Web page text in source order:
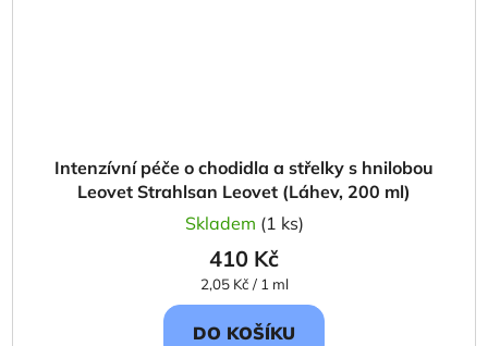
Intenzívní péče o chodidla a střelky s hnilobou
Leovet Strahlsan Leovet (Láhev, 200 ml)
Skladem (1 ks)
410 Kč
Měrná
cena:
2,05 Kč / 1 ml
DO KOŠÍKU